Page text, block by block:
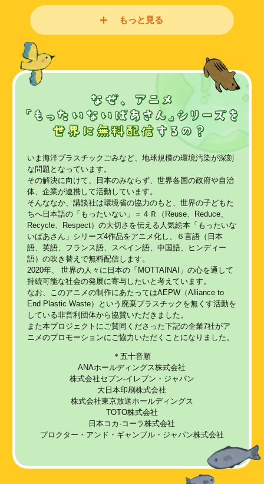
もっと見る
いま海洋プラスチックごみなど、地球規模の環境汚染が深刻
な問題となっています。
その解決に向けて、日本のみならず、世界各国の政府や自治
体、企業が連携して活動しています。
そんななか、講談社は環境省の協力のもと、世界の子どもた
ちへ日本語の「もったいない」＝４Ｒ（Reuse、Reduce、
Recycle、Respect）の大切さを伝える人気絵本「もったいな
いばあさん」シリーズ4作品をアニメ化し、６言語（日本
語、英語、フランス語、スペイン語、中国語、ヒンディー
語）の吹き替えで無料配信します。
2020年、 世界の人々に日本の「MOTTAINAI」の心を通して
持続可能な社会の発展に寄与したいと考えています。
なお、このアニメの制作にあたってはAEPW（Alliance to
End Plastic Waste）という廃棄プラスチックを無くす活動を
している非営利団体から協賛いただきました。
また本プロジェクトにご賛同くださった下記の企業7社がア
ニメのプロモーションにご協力いただくことになりました。
＊五十音順
ANAホールディングス株式会社
株式会社セブン‐イレブン・ジャパン
大日本印刷株式会社
株式会社東京放送ホールディングス
TOTO株式会社
日本コカ·コーラ株式会社
プロクター・アンド・ギャンブル・ジャパン株式会社